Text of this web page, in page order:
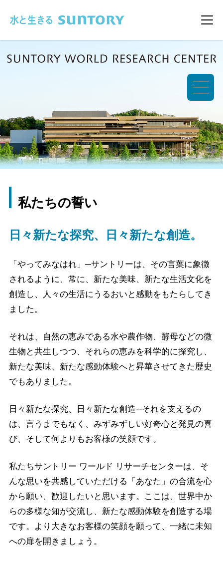
メ
私たちの誓い
日々新たな探究、日々新たな創造。
「やってみなはれ」─サントリーは、その言葉に象徴
されるように、 常に、新たな美味、新たな生活文化を
創造し、
人々の生活にうるおいと感動をもたらしてき
ました。
それは、自然の恵みである水や農作物、酵母などの微
生物と共生しつつ、 それらの恵みを科学的に探究し、
新たな美味、新たな感動体験へと昇華させてきた歴史
でもありました。
日々新たな探究、日々新たな創造─それを支えるの
は、言うまでもなく、みずみずしい好奇心と発見の喜
び、 そして何よりもお客様の笑顔です。
私たちサントリー ワールド リサーチセンターは、 そ
んな思いを共感していただける「あなた」の合流を心
から願い、歓迎したいと思います。 ここは、世界中か
らの多様な知が交流し、新たな感動体験を創造する場
です。 より大きなお客様の笑顔を願って、一緒に未知
への扉を開きましょう。